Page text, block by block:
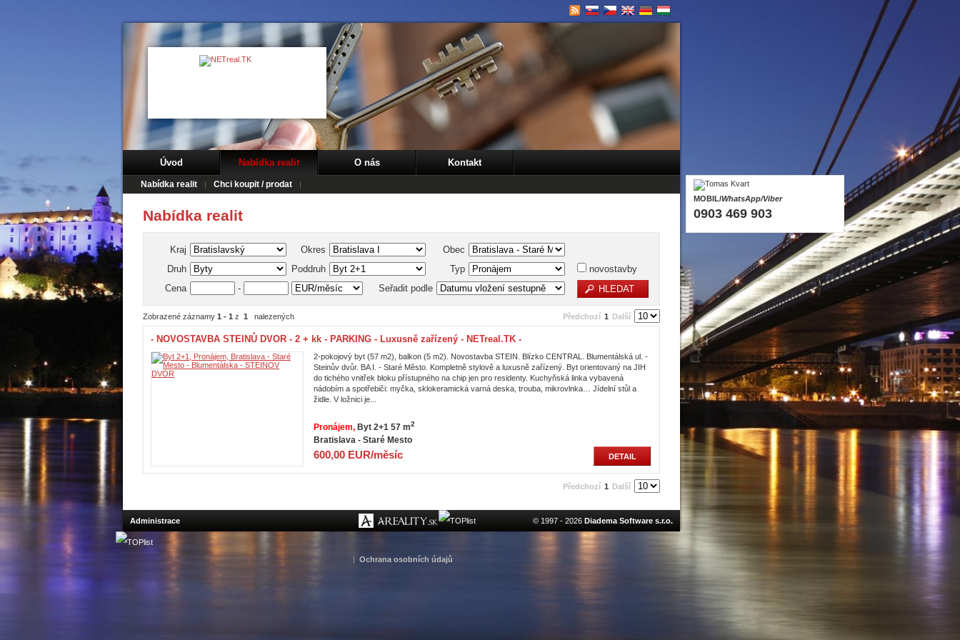
Úvod Nabídka realit
Nabídka realit Chci koupit / prodat
O nás Kontakt
Nabídka realit
Kraj Okres
Obec
Druh
Poddruh
Typ
Cena
- Seřadit podle
novostavby
Zobrazené záznamy 1 - 1 z 1 nalezených Předchozí 1 Další
- NOVOSTAVBA STEINŮ DVOR - 2 + kk - PARKING - Luxusně zařízený - NETreal.TK -
2-pokojový byt (57 m2), balkon (5 m2). Novostavba STEIN. Blízko CENTRAL. Blumentálská ul. -
Steinův dvůr. BA I. - Staré Město. Kompletně stylově a luxusně zařízený. Byt orientovaný na JIH
do tichého vnitřek bloku přístupného na chip jen pro residenty. Kuchyňská linka vybavená
nádobím a spotřebiči: myčka, sklokeramická varná deska, trouba, mikrovlnka… Jídelní stůl a
židle. V ložnici je...
Pronájem Byt 2+1 57 m2
Bratislava - Staré Mesto
DETAIL
600,00 EUR/měsíc
Předchozí 1 Další
MOBIL/WhatsApp/Viber
0903 469 903
Administrace © 1997 - 2026 Diadema Software s.r.o.
| Ochrana osobních údajů